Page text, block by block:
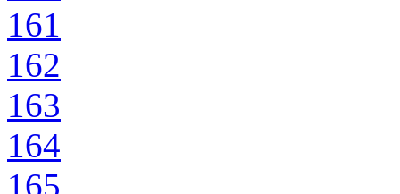
161
162
163
164
165